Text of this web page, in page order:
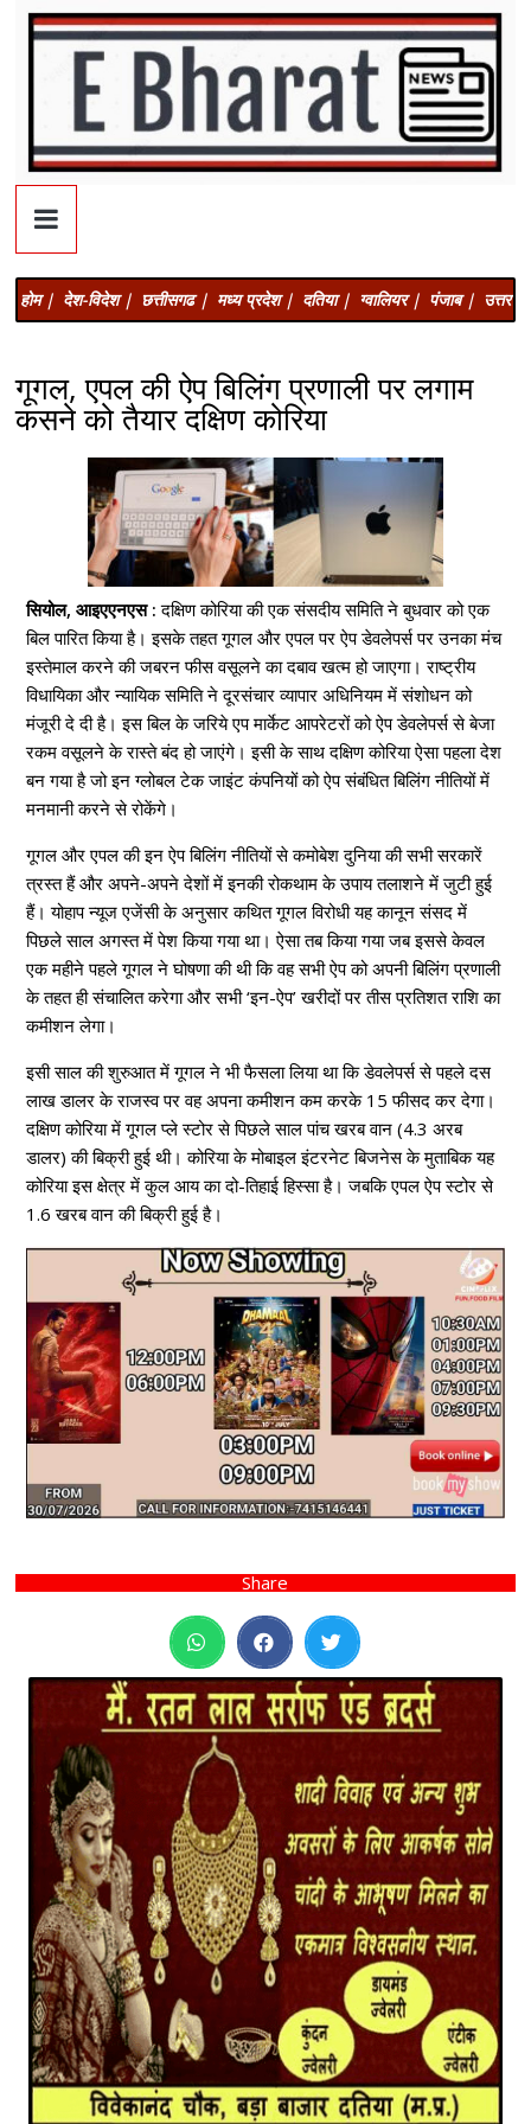
होम | देश-विदेश | छत्तीसगढ | मध्य प्रदेश | दतिया | ग्वालियर | पंजाब | उत्तर
गूगल, एपल की ऐप बिलिंग प्रणाली पर लगाम
कसने को तैयार दक्षिण कोरिया
सियोल, आइएएनएस : दक्षिण कोरिया की एक संसदीय समिति ने बुधवार को एक
बिल पारित किया है। इसके तहत गूगल और एपल पर ऐप डेवलेपर्स पर उनका मंच
इस्तेमाल करने की जबरन फीस वसूलने का दबाव खत्म हो जाएगा। राष्ट्रीय
विधायिका और न्यायिक समिति ने दूरसंचार व्यापार अधिनियम में संशोधन को
मंजूरी दे दी है। इस बिल के जरिये एप मार्केट आपरेटरों को ऐप डेवलेपर्स से बेजा
रकम वसूलने के रास्ते बंद हो जाएंगे। इसी के साथ दक्षिण कोरिया ऐसा पहला देश
बन गया है जो इन ग्लोबल टेक जाइंट कंपनियों को ऐप संबंधित बिलिंग नीतियों में
मनमानी करने से रोकेंगे।
गूगल और एपल की इन ऐप बिलिंग नीतियों से कमोबेश दुनिया की सभी सरकारें
त्रस्त हैं और अपने-अपने देशों में इनकी रोकथाम के उपाय तलाशने में जुटी हुई
हैं। योहाप न्यूज एजेंसी के अनुसार कथित गूगल विरोधी यह कानून संसद में
पिछले साल अगस्त में पेश किया गया था। ऐसा तब किया गया जब इससे केवल
एक महीने पहले गूगल ने घोषणा की थी कि वह सभी ऐप को अपनी बिलिंग प्रणाली
के तहत ही संचालित करेगा और सभी ‘इन-ऐप’ खरीदों पर तीस प्रतिशत राशि का
कमीशन लेगा।
इसी साल की शुरुआत में गूगल ने भी फैसला लिया था कि डेवलेपर्स से पहले दस
लाख डालर के राजस्व पर वह अपना कमीशन कम करके 15 फीसद कर देगा।
दक्षिण कोरिया में गूगल प्ले स्टोर से पिछले साल पांच खरब वान (4.3 अरब
डालर) की बिक्री हुई थी। कोरिया के मोबाइल इंटरनेट बिजनेस के मुताबिक यह
कोरिया इस क्षेत्र में कुल आय का दो-तिहाई हिस्सा है। जबकि एपल ऐप स्टोर से
1.6 खरब वान की बिक्री हुई है।
Share